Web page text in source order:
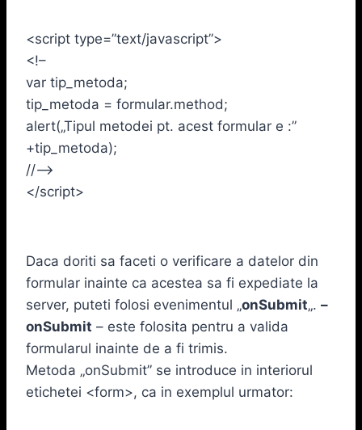
<script type=”text/javascript”>
<!–
var tip_metoda;
tip_metoda = formular.method;
alert(„Tipul metodei pt. acest formular e :”
+tip_metoda);
//–>
</script>
Daca doriti sa faceti o verificare a datelor din
formular inainte ca acestea sa fi expediate la
server, puteti folosi evenimentul „onSubmit„. –
onSubmit – este folosita pentru a valida
formularul inainte de a fi trimis.
Metoda „onSubmit” se introduce in interiorul
etichetei <form>, ca in exemplul urmator: